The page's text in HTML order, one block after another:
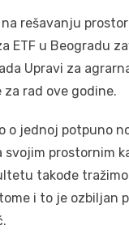
na rešavanju
ETF u Beogradu
Upravi za
rad ove godine.
o jednoj potpuno
svojim prostornim
takođe
i to je ozbiljan